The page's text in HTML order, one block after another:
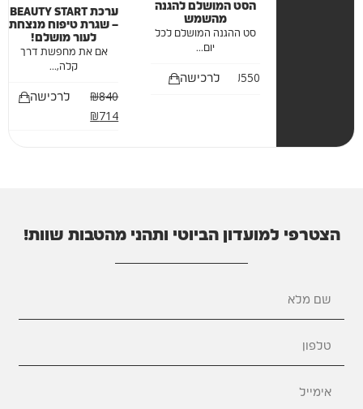
הסט המושלם להגנה
מהשמש
סט ההגנה המושלם לכל
יום...
₪550 לרכישה
ערכת BEAUTY START
– שגרת טיפוח מנצחת
לעור מושלם!
אם את מחפשת דרך
קלה,...
₪840
₪714
לרכישה
הצטרפי למועדון הביוטי ותהני מהטבות שוות!